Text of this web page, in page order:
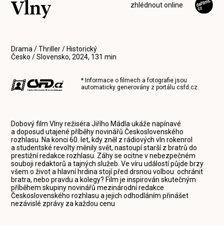
zhlédnout online
Vlny
Drama / Thriller / Historický
Česko / Slovensko, 2024, 131 min
* Informace o filmech a fotografie jsou
automaticky generovány z portálucsfd.cz.
Dobový film Vlny režiséra Jiřího Mádla ukáže napínavé
a doposud utajené příběhy novinářů Československého
rozhlasu. Na konci 60. let, kdy zněl z rádiových vln rokenrol
a studentské revolty měnily svět, nastoupí starší z bratrů do
prestižní redakce rozhlasu. Záhy se ocitne v nebezpečném
souboji redaktorů a tajných služeb. Ve víru událostí půjde brzy
všem o život a hlavní hrdina stojí před drsnou volbou: ochránit
bratra, nebo pravdu a kolegy? Film je inspirován skutečným
příběhem skupiny novinářů mezinárodní redakce
Československého rozhlasu a jejich odhodláním přinášet
nezávislé zprávy za každou cenu